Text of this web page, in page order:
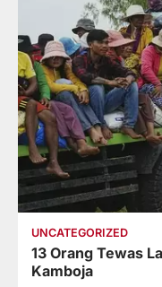
UNCATEGORIZED
13 Orang Tewas
Kamboja